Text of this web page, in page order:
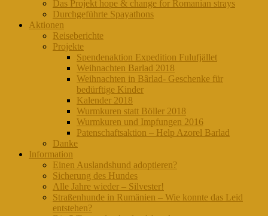
Das Projekt hope & change for Romanian strays
Durchgeführte Spayathons
Aktionen
Reiseberichte
Projekte
Spendenaktion Expedition Fulufjället
Weihnachten Barlad 2018
Weihnachten in Bârlad- Geschenke für
bedürftige Kinder
Kalender 2018
Wurmkuren statt Böller 2018
Wurmkuren und Impfungen 2016
Patenschaftsaktion – Help Azorel Barlad
Danke
Information
Einen Auslandshund adoptieren?
Sicherung des Hundes
Alle Jahre wieder – Silvester!
Straßenhunde in Rumänien – Wie konnte das Leid
entstehen?